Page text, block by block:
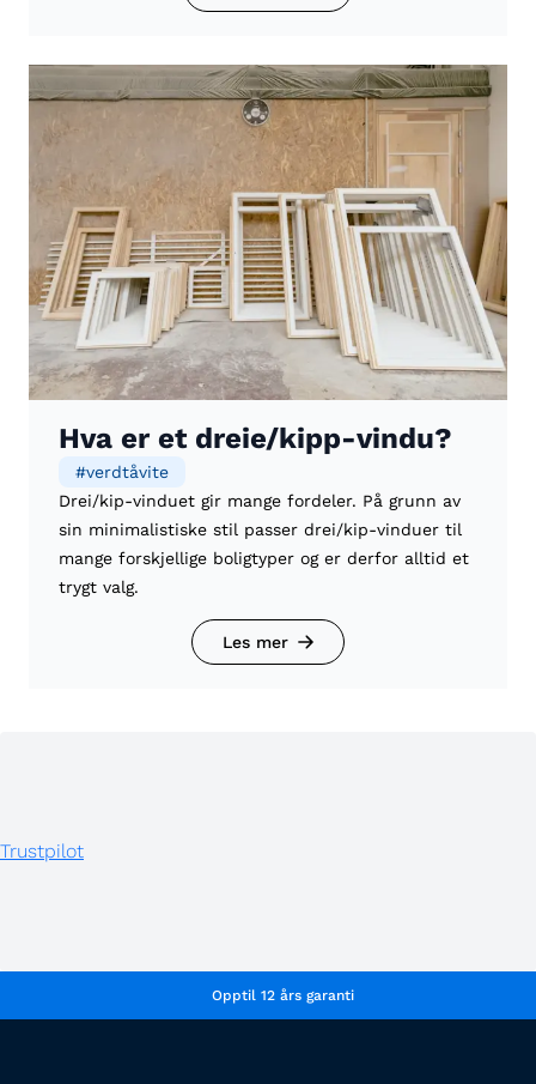
Hva er et dreie/kipp-vindu?
#verdtåvite
Drei/kip-vinduet gir mange fordeler. På grunn av
sin minimalistiske stil passer drei/kip-vinduer til
mange forskjellige boligtyper og er derfor alltid et
trygt valg.
Les mer
Trustpilot
Opptil 12 års garanti